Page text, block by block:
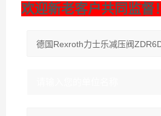
欢迎新老客户共同监督！